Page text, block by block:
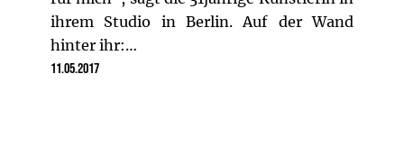
ihrem Studio in Berlin. Auf der Wand
hinter ihr:…
11.05.2017